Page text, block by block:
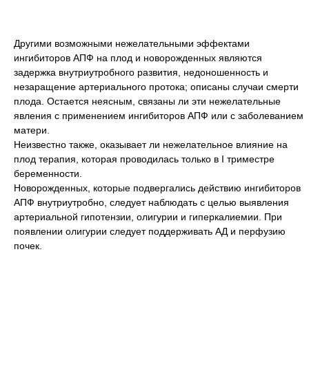
Другими возможными нежелательными эффектами
ингибиторов АПФ на плод и новорожденных являются
задержка внутриутробного развития, недоношенность и
незаращение артериального протока; описаны случаи смерти
плода. Остается неясным, связаны ли эти нежелательные
явления с применением ингибиторов АПФ или с заболеванием
матери.
Неизвестно также, оказывает ли нежелательное влияние на
плод терапия, которая проводилась только в I триместре
беременности.
Новорожденных, которые подвергались действию ингибиторов
АПФ внутриутробно, следует наблюдать с целью выявления
артериальной гипотензии, олигурии и гиперкалиемии. При
появлении олигурии следует поддерживать АД и перфузию
почек.